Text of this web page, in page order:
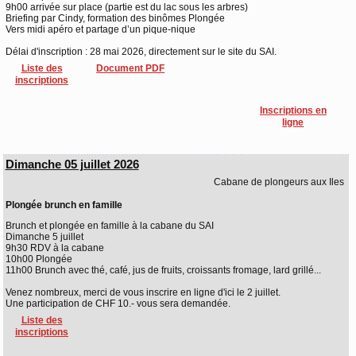
9h00 arrivée sur place (partie est du lac sous les arbres)
Briefing par Cindy, formation des binômes Plongée
Vers midi apéro et partage d’un pique-nique
Délai d'inscription : 28 mai 2026, directement sur le site du SAI.
Liste des
inscriptions
Document PDF
Inscriptions en
ligne
Dimanche 05 juillet 2026
Cabane de plongeurs aux Iles
Plongée brunch en famille
Brunch et plongée en famille à la cabane du SAI
Dimanche 5 juillet
9h30 RDV à la cabane
10h00 Plongée
11h00 Brunch avec thé, café, jus de fruits, croissants fromage, lard grillé...
Venez nombreux, merci de vous inscrire en ligne d'ici le 2 juillet.
Une participation de CHF 10.- vous sera demandée.
Liste des
inscriptions